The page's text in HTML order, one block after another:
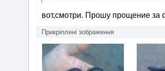
вот,смотри. Прошу прощение за
Прикріплені зображення